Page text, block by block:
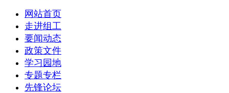
网站首页
走进组工
要闻动态
政策文件
学习园地
专题专栏
先锋论坛